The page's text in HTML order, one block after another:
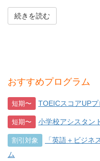
続きを読む
おすすめプログラム
短期〜 TOEICスコアUPプ
短期〜 小学校アシスタン
割引対象
「英語＋ビジネ
ム